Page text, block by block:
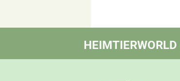
HEIMTIERWORLD